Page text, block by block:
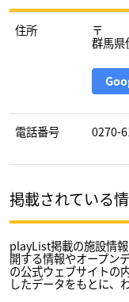
住所 〒
群馬県
電話番号 0270-
掲載されている
playList掲載の施設情
開する情報やオープン
の公式ウェブサイトの
したデータをもとに、